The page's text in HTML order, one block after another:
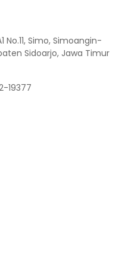
No.11, Simo, Simoangin-
Sidoarjo, Jawa Timur
19377